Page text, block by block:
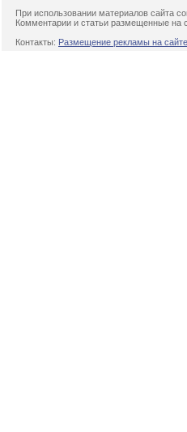
При использовании материалов сайта
Комментарии и статьи размещенные на
Контакты: Размещение рекламы на сайте